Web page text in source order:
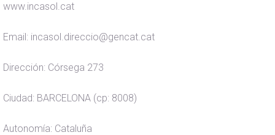
www.incasol.cat
Email: incasol.direccio@gencat.cat
Dirección: Córsega 273
Ciudad: BARCELONA (cp: 8008)
Autonomía: Cataluña